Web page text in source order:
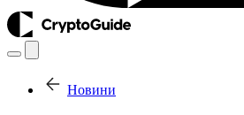
Новини